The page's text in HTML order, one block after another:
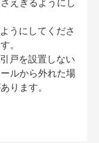
えぎるようにし
うにしてくださ
。
戸を設置しない
ルから外れた場
ります。